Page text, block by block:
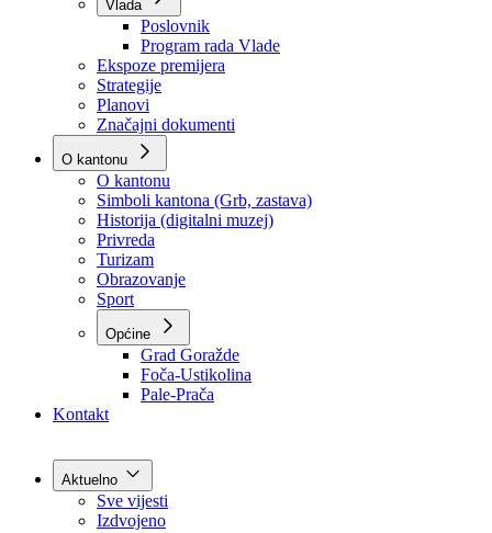
*Zaključci
*Poslanička pitanja
Vlada
Poslovnik
Program rada Vlade
Ekspoze premijera
Strategije
Planovi
Značajni dokumenti
O kantonu
O kantonu
Simboli kantona (Grb, zastava)
Historija (digitalni muzej)
Privreda
Turizam
Obrazovanje
Sport
Općine
Kontakt